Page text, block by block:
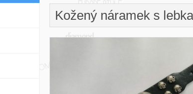
Kožený náramek s